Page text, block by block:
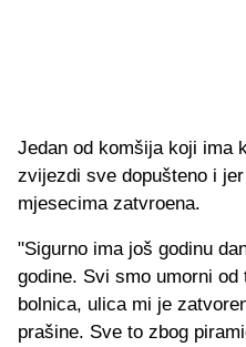
Jedan od komšija koji ima
zvijezdi sve dopušteno i
mjesecima zatvroena.
"Sigurno ima još godinu
godine. Svi smo umorni
bolnica, ulica mi je
prašine. Sve to zbog